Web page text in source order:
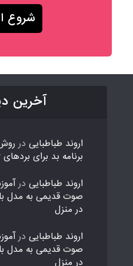
آخرین
اروند طباطبایی در
برنامه بد برای بردهای ESP8266
اروند طباطبایی در
در منزل
اروند طباطبایی در
در منزل